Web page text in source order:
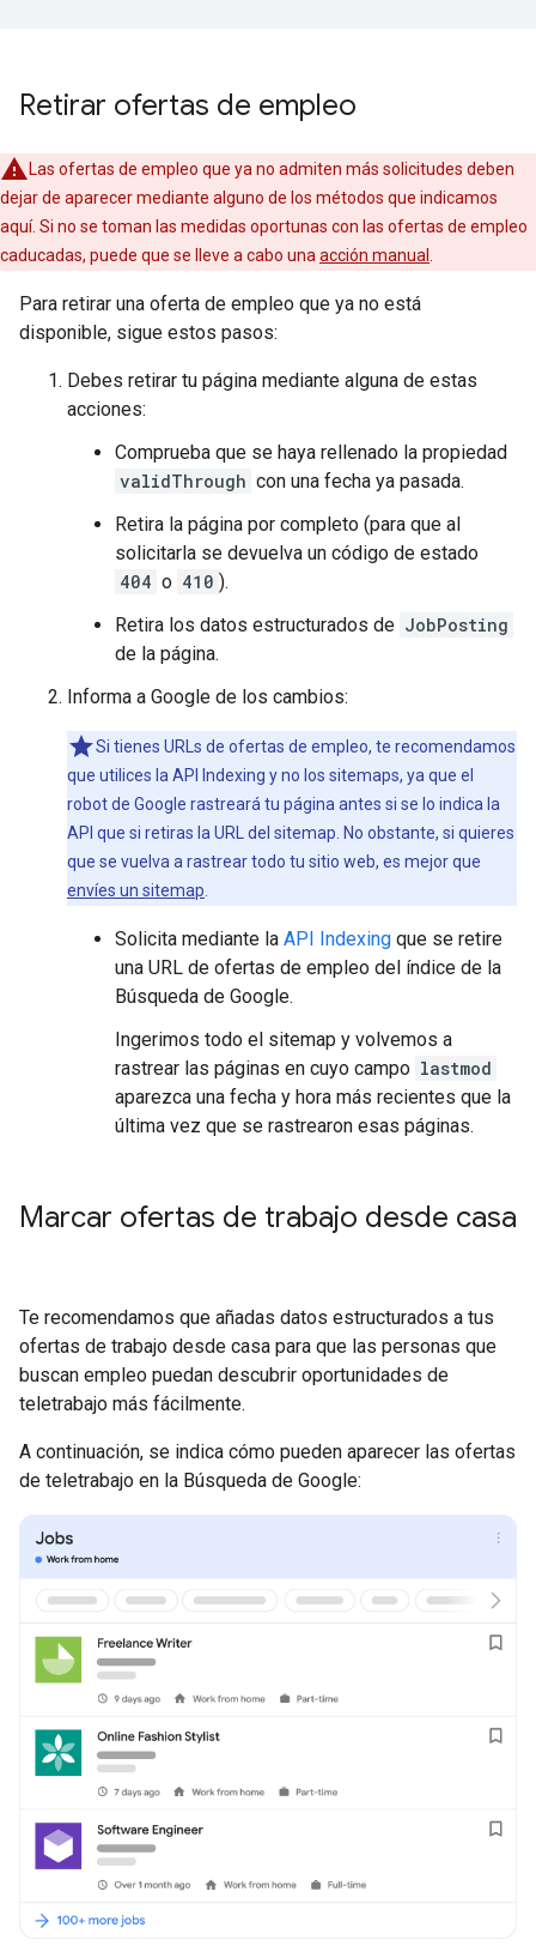
Retirar ofertas de empleo
Las ofertas de empleo que ya no admiten más solicitudes deben
dejar de aparecer mediante alguno de los métodos que indicamos
aquí. Si no se toman las medidas oportunas con las ofertas de empleo
caducadas, puede que se lleve a cabo una acción manual
Para retirar una oferta de empleo que ya no está
disponible, sigue estos pasos:
Debes retirar tu página mediante alguna de estas
acciones:
Comprueba que se haya rellenado la propiedad
validThrough con una fecha ya pasada.
Retira la página por completo (para que al
solicitarla se devuelva un código de estado
404 o 410 ).
Retira los datos estructurados de JobPosting
de la página.
Informa a Google de los cambios:
Si tienes URLs de ofertas de empleo, te recomendamos
que utilices la API Indexing y no los sitemaps, ya que el
robot de Google rastreará tu página antes si se lo indica la
API que si retiras la URL del sitemap. No obstante, si quieres
que se vuelva a rastrear todo tu sitio web, es mejor que
envíes un sitemap
Solicita mediante la API Indexing que se retire
una URL de ofertas de empleo del índice de la
Búsqueda de Google.
Ingerimos todo el sitemap y volvemos a
rastrear las páginas en cuyo campo lastmod
aparezca una fecha y hora más recientes que la
última vez que se rastrearon esas páginas.
Marcar ofertas de trabajo desde casa
Te recomendamos que añadas datos estructurados a tus
ofertas de trabajo desde casa para que las personas que
buscan empleo puedan descubrir oportunidades de
teletrabajo más fácilmente.
A continuación, se indica cómo pueden aparecer las ofertas
de teletrabajo en la Búsqueda de Google: